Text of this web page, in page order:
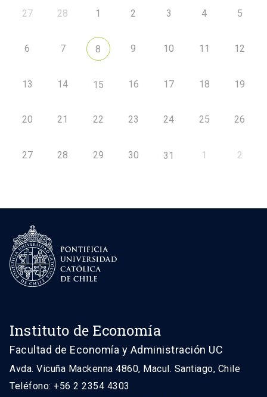
27 28 1 2 3 4 5
6 7 8 9 10 11 12
13 14 15 16 17 18 19
20 21 22 23 24 25 26
27 28 29 30 31 1 2
Instituto de Economía
Facultad de Economía y Administración UC
Avda. Vicuña Mackenna 4860, Macul. Santiago, Chile
Teléfono: +56 2 2354 4303